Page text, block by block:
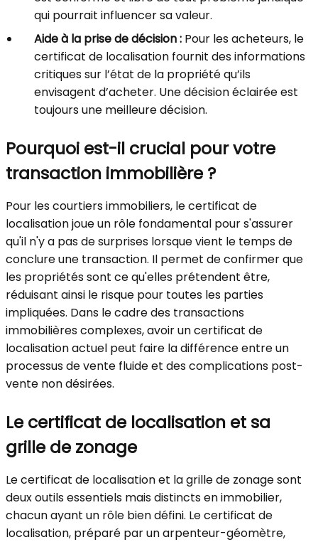
qui pourrait influencer sa valeur.
Aide à la prise de décision : Pour les acheteurs, le
certificat de localisation fournit des informations
critiques sur l’état de la propriété qu’ils
envisagent d’acheter. Une décision éclairée est
toujours une meilleure décision.
Pourquoi est-il crucial pour votre
transaction immobilière ?
Pour les courtiers immobiliers, le certificat de
localisation joue un rôle fondamental pour s'assurer
qu'il n'y a pas de surprises lorsque vient le temps de
conclure une transaction. Il permet de confirmer que
les propriétés sont ce qu'elles prétendent être,
réduisant ainsi le risque pour toutes les parties
impliquées. Dans le cadre des transactions
immobilières complexes, avoir un certificat de
localisation actuel peut faire la différence entre un
processus de vente fluide et des complications post-
vente non désirées.
Le certificat de localisation et sa
grille de zonage
Le certificat de localisation et la grille de zonage sont
deux outils essentiels mais distincts en immobilier,
chacun ayant un rôle bien défini. Le certificat de
localisation, préparé par un arpenteur-géomètre,